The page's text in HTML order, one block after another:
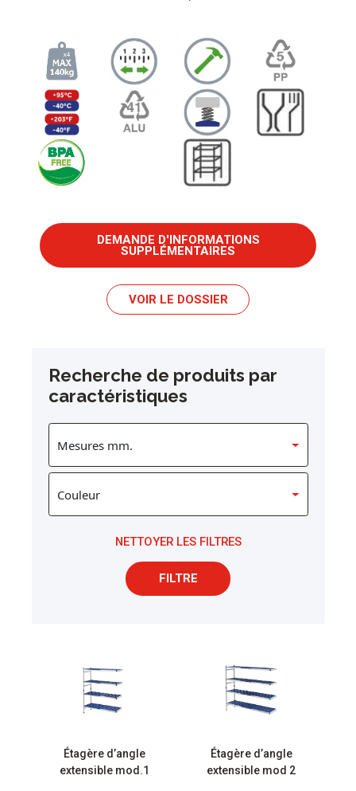
DEMANDE D'INFORMATIONS
SUPPLÉMENTAIRES
VOIR LE DOSSIER
Recherche de produits par
caractéristiques
NETTOYER LES FILTRES
FILTRE
Étagère d’angle
extensible mod.1
Étagère d’angle
extensible mod 2